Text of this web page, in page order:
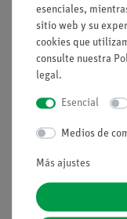
Microscopio
estudiantes ,
Portaobjetos,
Vaso de
forma baja,
esenciales,
sitio web y su
cookies que
consulte nuestra
legal.
Esencial
Medios de
Más ajustes